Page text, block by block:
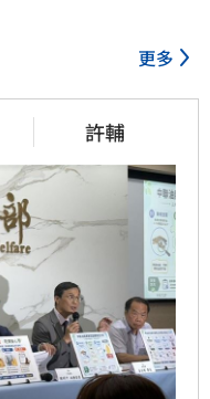
更多
許輔